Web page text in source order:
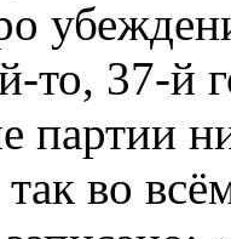
то, 37-й
партии
во